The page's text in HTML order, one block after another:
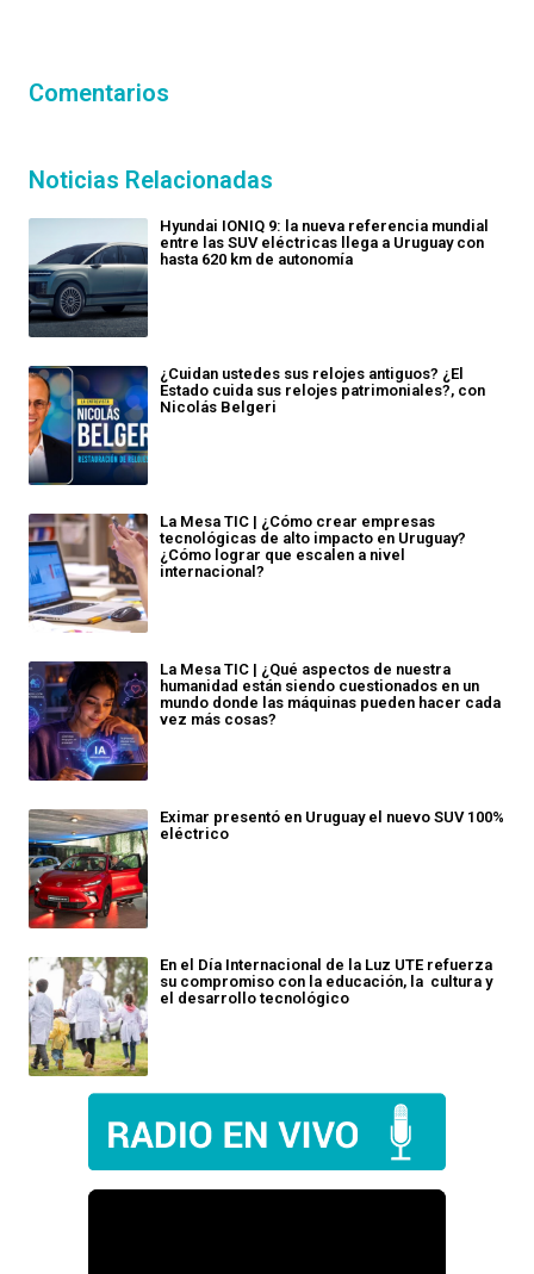
Comentarios
Noticias Relacionadas
Hyundai IONIQ 9: la nueva referencia mundial
entre las SUV eléctricas llega a Uruguay con
hasta 620 km de autonomía
¿Cuidan ustedes sus relojes antiguos? ¿El
Estado cuida sus relojes patrimoniales?, con
Nicolás Belgeri
La Mesa TIC | ¿Cómo crear empresas
tecnológicas de alto impacto en Uruguay?
¿Cómo lograr que escalen a nivel
internacional?
La Mesa TIC | ¿Qué aspectos de nuestra
humanidad están siendo cuestionados en un
mundo donde las máquinas pueden hacer cada
vez más cosas?
Eximar presentó en Uruguay el nuevo SUV 100%
eléctrico
En el Día Internacional de la Luz UTE refuerza
su compromiso con la educación, la cultura y
el desarrollo tecnológico